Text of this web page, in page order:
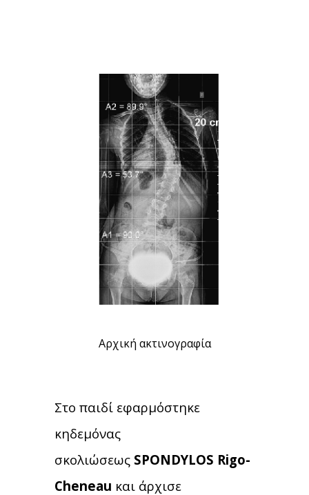
Αρχική ακτινογραφία
Στο παιδί εφαρμόστηκε
κηδεμόνας
σκολιώσεως SPONDYLOS Rigo-
Cheneau και άρχισε